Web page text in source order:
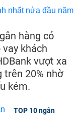
hàng có
khách
vượt xa
trên 20% nhờ
kém.
TOP 10 ngân